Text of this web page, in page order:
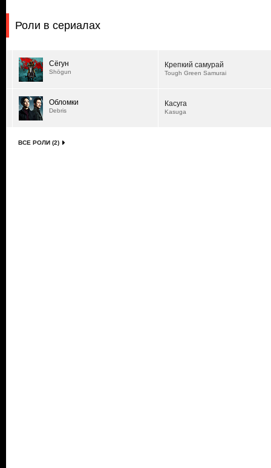
Роли в сериалах
Сёгун
Shōgun
Крепкий самурай
Tough Green Samurai
Обломки
Debris
Касуга
Kasuga
ВСЕ РОЛИ (2)